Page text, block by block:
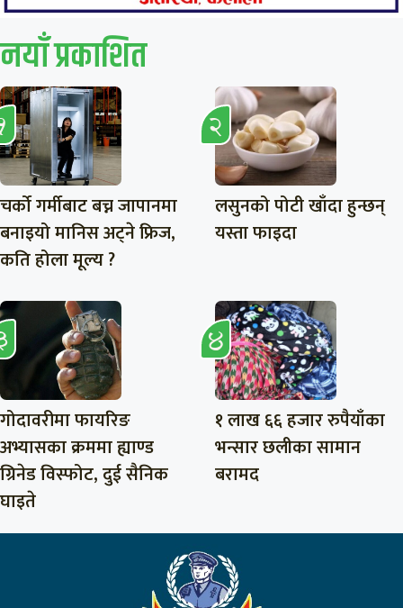
नयाँ प्रकाशित
चर्को गर्मीबाट बच्न जापानमा
बनाइयो मानिस अट्ने फ्रिज,
कति होला मूल्य ?
लसुनको पोटी खाँदा हुन्छन्
यस्ता फाइदा
गोदावरीमा फायरिङ
अभ्यासका क्रममा ह्याण्ड
ग्रिनेड विस्फोट, दुई सैनिक
घाइते
१ लाख ६६ हजार रुपैयाँका
भन्सार छलीका सामान
बरामद